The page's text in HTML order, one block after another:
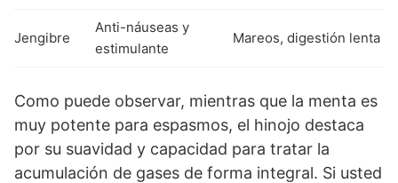
Jengibre
Anti-náuseas y
estimulante
Mareos, digestión lenta
Como puede observar, mientras que la menta es
muy potente para espasmos, el hinojo destaca
por su suavidad y capacidad para tratar la
acumulación de gases de forma integral. Si usted